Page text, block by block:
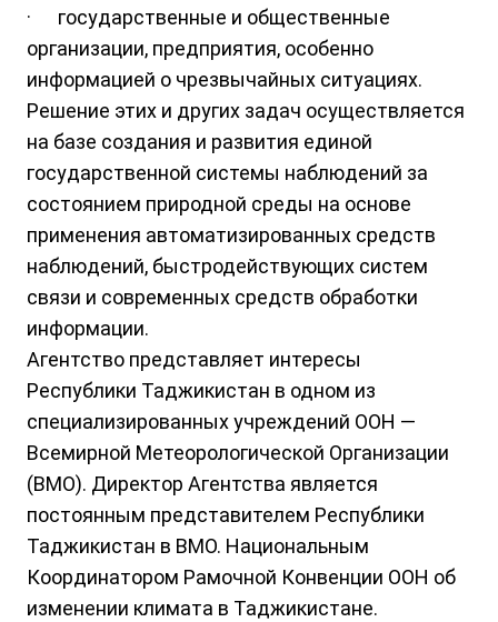
· государственные и общественные
организации, предприятия, особенно
информацией о чрезвычайных ситуациях.
Решение этих и других задач осуществляется
на базе создания и развития единой
государственной системы наблюдений за
состоянием природной среды на основе
применения автоматизированных средств
наблюдений, быстродействующих систем
связи и современных средств обработки
информации.
Агентство представляет интересы
Республики Таджикистан в одном из
специализированных учреждений ООН —
Всемирной Метеорологической Организации
(ВМО). Директор Агентства является
постоянным представителем Республики
Таджикистан в ВМО. Национальным
Координатором Рамочной Конвенции ООН об
изменении климата в Таджикистане.